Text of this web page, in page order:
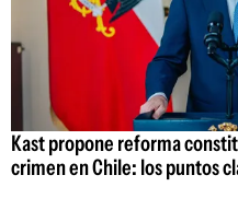
Kast propone reforma
crimen en Chile: los puntos